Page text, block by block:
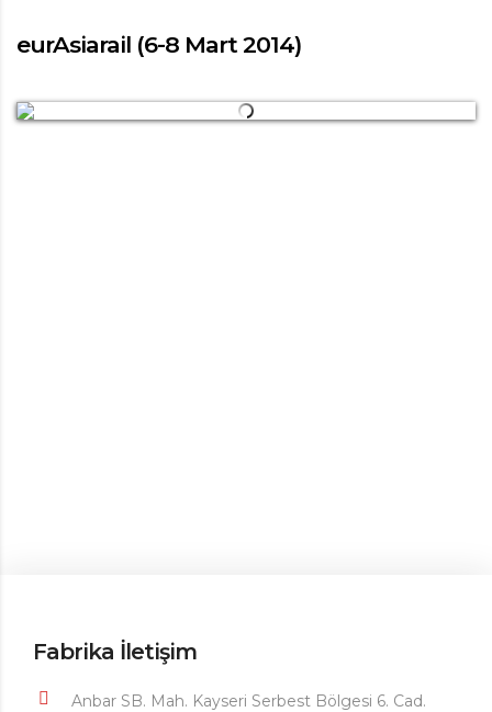
eurAsiarail (6-8 Mart 2014)
Fabrika İletişim
Anbar SB. Mah. Kayseri Serbest Bölgesi 6. Cad.